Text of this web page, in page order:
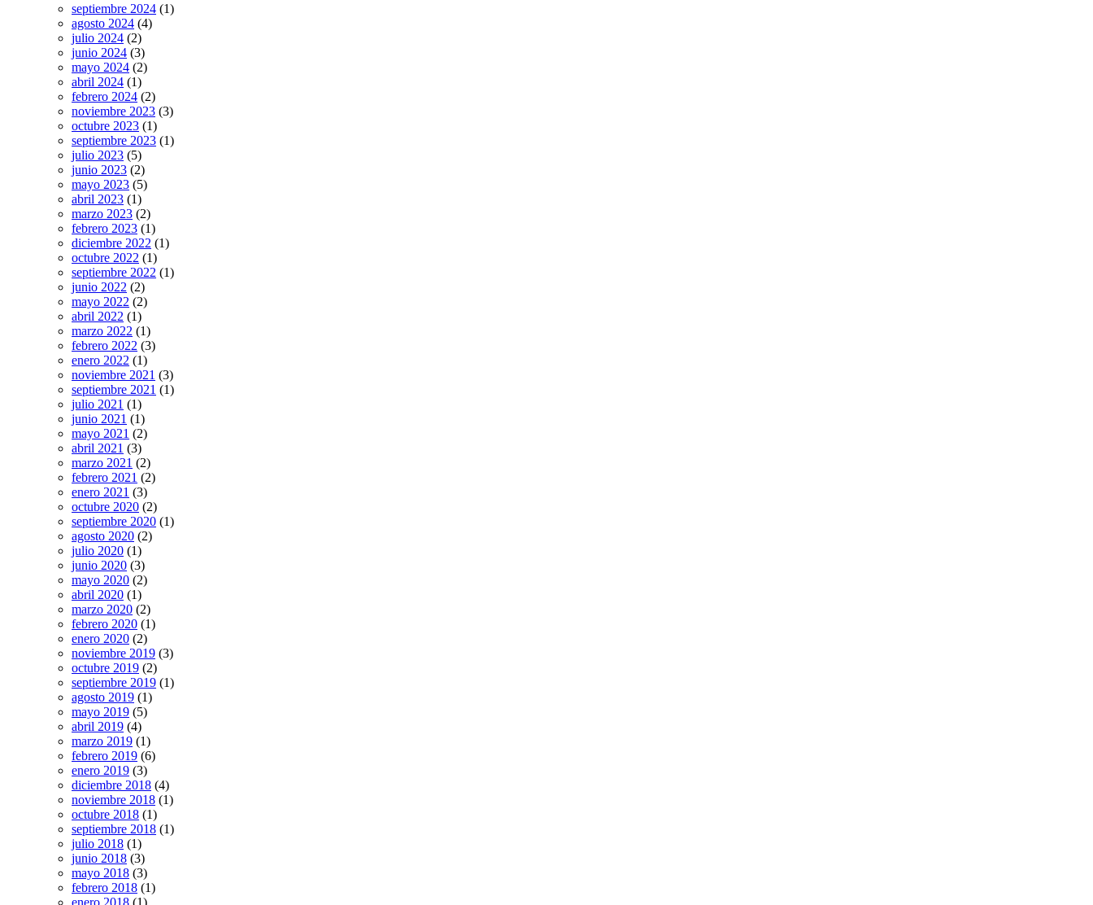
septiembre 2024 (1)
agosto 2024 (4)
julio 2024 (2)
junio 2024 (3)
mayo 2024 (2)
abril 2024 (1)
febrero 2024 (2)
noviembre 2023 (3)
octubre 2023 (1)
septiembre 2023 (1)
julio 2023 (5)
junio 2023 (2)
mayo 2023 (5)
abril 2023 (1)
marzo 2023 (2)
febrero 2023 (1)
diciembre 2022 (1)
octubre 2022 (1)
septiembre 2022 (1)
junio 2022 (2)
mayo 2022 (2)
abril 2022 (1)
marzo 2022 (1)
febrero 2022 (3)
enero 2022 (1)
noviembre 2021 (3)
septiembre 2021 (1)
julio 2021 (1)
junio 2021 (1)
mayo 2021 (2)
abril 2021 (3)
marzo 2021 (2)
febrero 2021 (2)
enero 2021 (3)
octubre 2020 (2)
septiembre 2020 (1)
agosto 2020 (2)
julio 2020 (1)
junio 2020 (3)
mayo 2020 (2)
abril 2020 (1)
marzo 2020 (2)
febrero 2020 (1)
enero 2020 (2)
noviembre 2019 (3)
octubre 2019 (2)
septiembre 2019 (1)
agosto 2019 (1)
mayo 2019 (5)
abril 2019 (4)
marzo 2019 (1)
febrero 2019 (6)
enero 2019 (3)
diciembre 2018 (4)
noviembre 2018 (1)
octubre 2018 (1)
septiembre 2018 (1)
julio 2018 (1)
junio 2018 (3)
mayo 2018 (3)
febrero 2018 (1)
enero 2018 (1)